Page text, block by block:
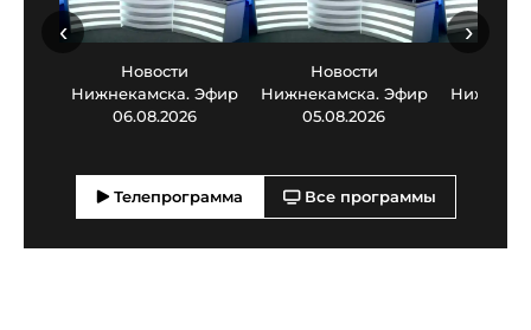
Новости
Нижнекамска. Эфир
06.08.2026
Новости
Нижнекамска. Эфир
05.08.2026
‹ ›
Телепрограмма Все программы